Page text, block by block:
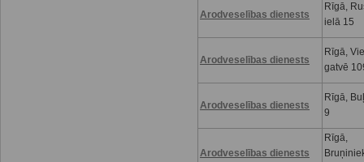
Arodveselības dienests
Rīgā,
ielā 15
Arodveselības dienests
Rīgā,
gatvē
Arodveselības dienests
Rīgā,
9
Arodveselības dienests
Rīgā,